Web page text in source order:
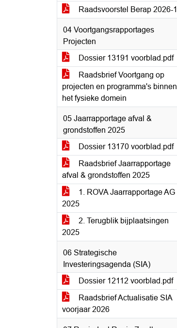
Raadsvoorstel Berap 2026-1
04 Voortgangsrapportages
Projecten
Dossier 13191 voorblad.pdf
Raadsbrief Voortgang op
projecten en programma's binnen
het fysieke domein
05 Jaarrapportage afval &
grondstoffen 2025
Dossier 13170 voorblad.pdf
Raadsbrief Jaarrapportage
afval & grondstoffen 2025
1. ROVA Jaarrapportage AG
2025
2. Terugblik bijplaatsingen
2025
06 Strategische
Investeringsagenda (SIA)
Dossier 12112 voorblad.pdf
Raadsbrief Actualisatie SIA
voorjaar 2026